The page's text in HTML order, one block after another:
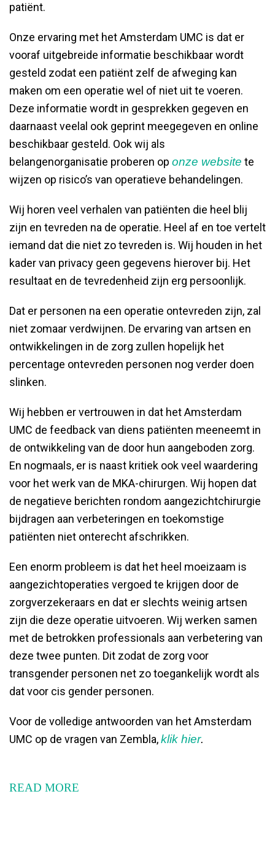
patiënt.
Onze ervaring met het Amsterdam UMC is dat er
vooraf uitgebreide informatie beschikbaar wordt
gesteld zodat een patiënt zelf de afweging kan
maken om een operatie wel of niet uit te voeren.
Deze informatie wordt in gesprekken gegeven en
daarnaast veelal ook geprint meegegeven en online
beschikbaar gesteld. Ook wij als
belangenorganisatie proberen op onze website te
wijzen op risico’s van operatieve behandelingen.
Wij horen veel verhalen van patiënten die heel blij
zijn en tevreden na de operatie. Heel af en toe vertelt
iemand dat die niet zo tevreden is. Wij houden in het
kader van privacy geen gegevens hierover bij. Het
resultaat en de tevredenheid zijn erg persoonlijk.
Dat er personen na een operatie ontevreden zijn, zal
niet zomaar verdwijnen. De ervaring van artsen en
ontwikkelingen in de zorg zullen hopelijk het
percentage ontevreden personen nog verder doen
slinken.
Wij hebben er vertrouwen in dat het Amsterdam
UMC de feedback van diens patiënten meeneemt in
de ontwikkeling van de door hun aangeboden zorg.
En nogmaals, er is naast kritiek ook veel waardering
voor het werk van de MKA-chirurgen. Wij hopen dat
de negatieve berichten rondom aangezichtchirurgie
bijdragen aan verbeteringen en toekomstige
patiënten niet onterecht afschrikken.
Een enorm probleem is dat het heel moeizaam is
aangezichtoperaties vergoed te krijgen door de
zorgverzekeraars en dat er slechts weinig artsen
zijn die deze operatie uitvoeren. Wij werken samen
met de betrokken professionals aan verbetering van
deze twee punten. Dit zodat de zorg voor
transgender personen net zo toegankelijk wordt als
dat voor cis gender personen.
Voor de volledige antwoorden van het Amsterdam
UMC op de vragen van Zembla,klik hier.
READ MORE